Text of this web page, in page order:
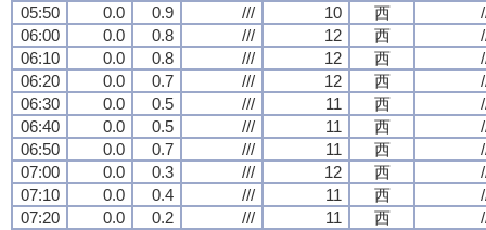
05:50
0.0 0.9 /// 10 西
06:00
0.0 0.8 /// 12 西
06:10
0.0 0.8 /// 12 西
06:20
0.0 0.7 /// 12 西
06:30
0.0 0.5 /// 11 西
06:40
0.0 0.5 /// 11 西
06:50
0.0 0.7 /// 11 西
07:00
0.0 0.3 /// 12 西
07:10
0.0 0.4 /// 11 西
07:20
0.0 0.2 /// 11 西